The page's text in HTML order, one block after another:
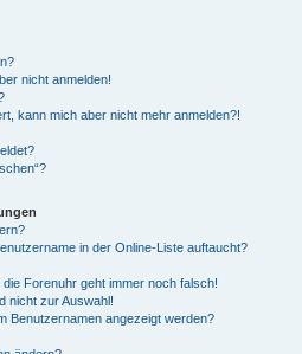
nicht anmelden!
kann mich aber nicht mehr anmelden?!
in der Online-Liste auftaucht?
Forenuhr geht immer noch falsch!
nicht zur Auswahl!
Benutzernamen angezeigt werden?